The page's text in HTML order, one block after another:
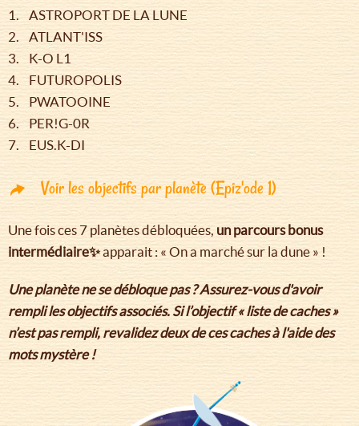
1. ASTROPORT DE LA LUNE
2. ATLANT'ISS
3. K-O L1
4. FUTUROPOLIS
5. PWATOOINE
6. PER!G-0R
7. EUS.K-DI
Voir les objectifs par planète (Epiz'ode 1)
Une fois ces 7 planètes débloquées, un parcours bonus
intermédiaire✨apparait : « On a marché sur la dune » !
Une planète ne se débloque pas ? Assurez-vous d'avoir
rempli les objectifs associés. Si l’objectif « liste de caches »
n’est pas rempli, revalidez deux de ces caches à l'aide des
mots mystère !